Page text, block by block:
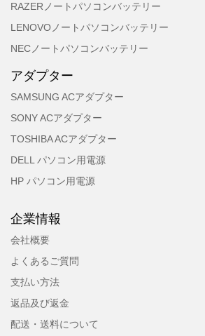
RAZERノートパソコンバッテリー
LENOVOノートパソコンバッテリー
NECノートパソコンバッテリー
アダプター
SAMSUNG ACアダプター
SONY ACアダプター
TOSHIBA ACアダプター
DELL パソコン用電源
HP パソコン用電源
企業情報
会社概要
よくあるご質問
支払い方法
返品及び返金
配送・送料について